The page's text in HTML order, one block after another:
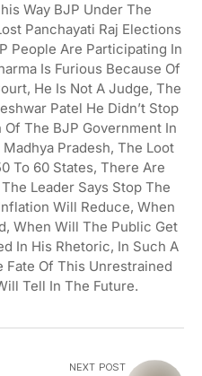
Way BJP Under The
Panchayati Raj Elections
People Are Participating In
Is Furious Because Of
He Is Not A Judge, The
Patel He Didn’t Stop
The BJP Government In
Pradesh, The Loot
To 60 States, There Are
Leader Says Stop The
Will Reduce, When
When Will The Public Get
In His Rhetoric, In Such A
Fate Of This Unrestrained
Tell In The Future.
NEXT POST